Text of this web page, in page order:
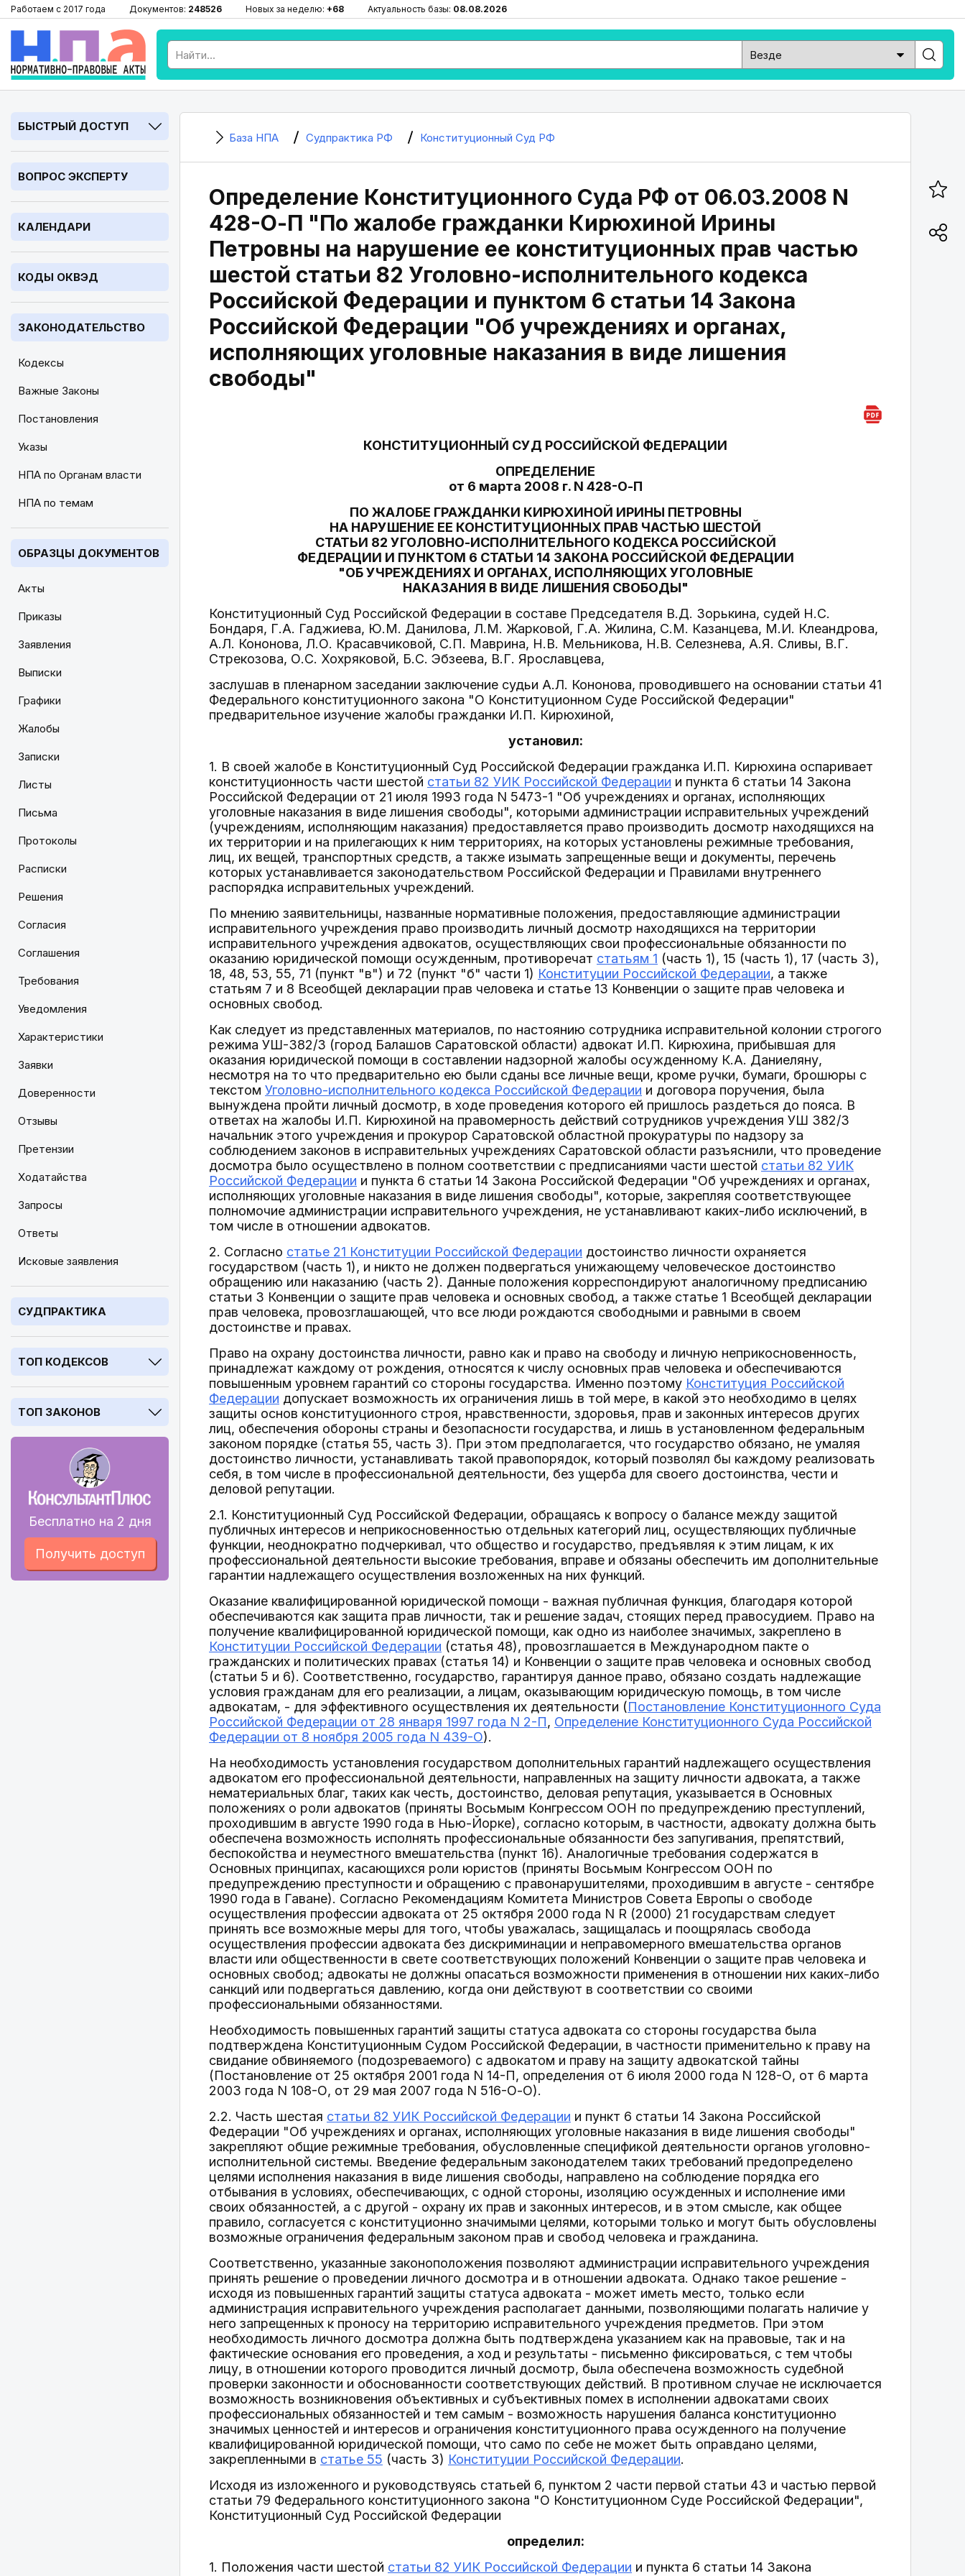
Работаем с 2017 года Документов: 248526 Новых за неделю: +68 Актуальность базы: 08.08.2026
БЫСТРЫЙ ДОСТУП
ВОПРОС ЭКСПЕРТУ
КАЛЕНДАРИ
КОДЫ ОКВЭД
ЗАКОНОДАТЕЛЬСТВО
Кодексы
Важные Законы
Постановления
Указы
НПА по Органам власти
НПА по темам
ОБРАЗЦЫ ДОКУМЕНТОВ
Акты
Приказы
Заявления
Выписки
Графики
Жалобы
Записки
Листы
Письма
Протоколы
Расписки
Решения
Согласия
Соглашения
Требования
Уведомления
Характеристики
Заявки
Доверенности
Отзывы
Претензии
Ходатайства
Запросы
Ответы
Исковые заявления
СУДПРАКТИКА
ТОП КОДЕКСОВ
ТОП ЗАКОНОВ
Бесплатно на 2 дня
Получить доступ
База НПА Судпрактика РФ Конституционный Суд РФ
Определение Конституционного Суда РФ от 06.03.2008 N
428-О-П "По жалобе гражданки Кирюхиной Ирины
Петровны на нарушение ее конституционных прав частью
шестой статьи 82 Уголовно-исполнительного кодекса
Российской Федерации и пунктом 6 статьи 14 Закона
Российской Федерации "Об учреждениях и органах,
исполняющих уголовные наказания в виде лишения
свободы"
КОНСТИТУЦИОННЫЙ СУД РОССИЙСКОЙ ФЕДЕРАЦИИ
ОПРЕДЕЛЕНИЕ
от 6 марта 2008 г. N 428-О-П
ПО ЖАЛОБЕ ГРАЖДАНКИ КИРЮХИНОЙ ИРИНЫ ПЕТРОВНЫ
НА НАРУШЕНИЕ ЕЕ КОНСТИТУЦИОННЫХ ПРАВ ЧАСТЬЮ ШЕСТОЙ
СТАТЬИ 82 УГОЛОВНО-ИСПОЛНИТЕЛЬНОГО КОДЕКСА РОССИЙСКОЙ
ФЕДЕРАЦИИ И ПУНКТОМ 6 СТАТЬИ 14 ЗАКОНА РОССИЙСКОЙ ФЕДЕРАЦИИ
"ОБ УЧРЕЖДЕНИЯХ И ОРГАНАХ, ИСПОЛНЯЮЩИХ УГОЛОВНЫЕ
НАКАЗАНИЯ В ВИДЕ ЛИШЕНИЯ СВОБОДЫ"
Конституционный Суд Российской Федерации в составе Председателя В.Д. Зорькина, судей Н.С.
Бондаря, Г.А. Гаджиева, Ю.М. Данилова, Л.М. Жарковой, Г.А. Жилина, С.М. Казанцева, М.И. Клеандрова,
А.Л. Кононова, Л.О. Красавчиковой, С.П. Маврина, Н.В. Мельникова, Н.В. Селезнева, А.Я. Сливы, В.Г.
Стрекозова, О.С. Хохряковой, Б.С. Эбзеева, В.Г. Ярославцева,
заслушав в пленарном заседании заключение судьи А.Л. Кононова, проводившего на основании статьи 41
Федерального конституционного закона "О Конституционном Суде Российской Федерации"
предварительное изучение жалобы гражданки И.П. Кирюхиной,
установил:
1. В своей жалобе в Конституционный Суд Российской Федерации гражданка И.П. Кирюхина оспаривает
конституционность части шестой статьи 82 УИК Российской Федерации и пункта 6 статьи 14 Закона
Российской Федерации от 21 июля 1993 года N 5473-1 "Об учреждениях и органах, исполняющих
уголовные наказания в виде лишения свободы", которыми администрации исправительных учреждений
(учреждениям, исполняющим наказания) предоставляется право производить досмотр находящихся на
их территории и на прилегающих к ним территориях, на которых установлены режимные требования,
лиц, их вещей, транспортных средств, а также изымать запрещенные вещи и документы, перечень
которых устанавливается законодательством Российской Федерации и Правилами внутреннего
распорядка исправительных учреждений.
По мнению заявительницы, названные нормативные положения, предоставляющие администрации
исправительного учреждения право производить личный досмотр находящихся на территории
исправительного учреждения адвокатов, осуществляющих свои профессиональные обязанности по
оказанию юридической помощи осужденным, противоречат статьям 1 (часть 1), 15 (часть 1), 17 (часть 3),
18, 48, 53, 55, 71 (пункт "в") и 72 (пункт "б" части 1) Конституции Российской Федерации, а также
статьям 7 и 8 Всеобщей декларации прав человека и статье 13 Конвенции о защите прав человека и
основных свобод.
Как следует из представленных материалов, по настоянию сотрудника исправительной колонии строгого
режима УШ-382/3 (город Балашов Саратовской области) адвокат И.П. Кирюхина, прибывшая для
оказания юридической помощи в составлении надзорной жалобы осужденному К.А. Даниеляну,
несмотря на то что предварительно ею были сданы все личные вещи, кроме ручки, бумаги, брошюры с
текстом Уголовно-исполнительного кодекса Российской Федерации и договора поручения, была
вынуждена пройти личный досмотр, в ходе проведения которого ей пришлось раздеться до пояса. В
ответах на жалобы И.П. Кирюхиной на правомерность действий сотрудников учреждения УШ 382/3
начальник этого учреждения и прокурор Саратовской областной прокуратуры по надзору за
соблюдением законов в исправительных учреждениях Саратовской области разъяснили, что проведение
досмотра было осуществлено в полном соответствии с предписаниями части шестой статьи 82 УИК
Российской Федерации и пункта 6 статьи 14 Закона Российской Федерации "Об учреждениях и органах,
исполняющих уголовные наказания в виде лишения свободы", которые, закрепляя соответствующее
полномочие администрации исправительного учреждения, не устанавливают каких-либо исключений, в
том числе в отношении адвокатов.
2. Согласно статье 21 Конституции Российской Федерации достоинство личности охраняется
государством (часть 1), и никто не должен подвергаться унижающему человеческое достоинство
обращению или наказанию (часть 2). Данные положения корреспондируют аналогичному предписанию
статьи 3 Конвенции о защите прав человека и основных свобод, а также статье 1 Всеобщей декларации
прав человека, провозглашающей, что все люди рождаются свободными и равными в своем
достоинстве и правах.
Право на охрану достоинства личности, равно как и право на свободу и личную неприкосновенность,
принадлежат каждому от рождения, относятся к числу основных прав человека и обеспечиваются
повышенным уровнем гарантий со стороны государства. Именно поэтому Конституция Российской
Федерации допускает возможность их ограничения лишь в той мере, в какой это необходимо в целях
защиты основ конституционного строя, нравственности, здоровья, прав и законных интересов других
лиц, обеспечения обороны страны и безопасности государства, и лишь в установленном федеральным
законом порядке (статья 55, часть 3). При этом предполагается, что государство обязано, не умаляя
достоинство личности, устанавливать такой правопорядок, который позволял бы каждому реализовать
себя, в том числе в профессиональной деятельности, без ущерба для своего достоинства, чести и
деловой репутации.
2.1. Конституционный Суд Российской Федерации, обращаясь к вопросу о балансе между защитой
публичных интересов и неприкосновенностью отдельных категорий лиц, осуществляющих публичные
функции, неоднократно подчеркивал, что общество и государство, предъявляя к этим лицам, к их
профессиональной деятельности высокие требования, вправе и обязаны обеспечить им дополнительные
гарантии надлежащего осуществления возложенных на них функций.
Оказание квалифицированной юридической помощи - важная публичная функция, благодаря которой
обеспечиваются как защита прав личности, так и решение задач, стоящих перед правосудием. Право на
получение квалифицированной юридической помощи, как одно из наиболее значимых, закреплено в
Конституции Российской Федерации (статья 48), провозглашается в Международном пакте о
гражданских и политических правах (статья 14) и Конвенции о защите прав человека и основных свобод
(статьи 5 и 6). Соответственно, государство, гарантируя данное право, обязано создать надлежащие
условия гражданам для его реализации, а лицам, оказывающим юридическую помощь, в том числе
адвокатам, - для эффективного осуществления их деятельности (Постановление Конституционного Суда
Российской Федерации от 28 января 1997 года N 2-П, Определение Конституционного Суда Российской
Федерации от 8 ноября 2005 года N 439-О).
На необходимость установления государством дополнительных гарантий надлежащего осуществления
адвокатом его профессиональной деятельности, направленных на защиту личности адвоката, а также
нематериальных благ, таких как честь, достоинство, деловая репутация, указывается в Основных
положениях о роли адвокатов (приняты Восьмым Конгрессом ООН по предупреждению преступлений,
проходившим в августе 1990 года в Нью-Йорке), согласно которым, в частности, адвокату должна быть
обеспечена возможность исполнять профессиональные обязанности без запугивания, препятствий,
беспокойства и неуместного вмешательства (пункт 16). Аналогичные требования содержатся в
Основных принципах, касающихся роли юристов (приняты Восьмым Конгрессом ООН по
предупреждению преступности и обращению с правонарушителями, проходившим в августе - сентябре
1990 года в Гаване). Согласно Рекомендациям Комитета Министров Совета Европы о свободе
осуществления профессии адвоката от 25 октября 2000 года N R (2000) 21 государствам следует
принять все возможные меры для того, чтобы уважалась, защищалась и поощрялась свобода
осуществления профессии адвоката без дискриминации и неправомерного вмешательства органов
власти или общественности в свете соответствующих положений Конвенции о защите прав человека и
основных свобод; адвокаты не должны опасаться возможности применения в отношении них каких-либо
санкций или подвергаться давлению, когда они действуют в соответствии со своими
профессиональными обязанностями.
Необходимость повышенных гарантий защиты статуса адвоката со стороны государства была
подтверждена Конституционным Судом Российской Федерации, в частности применительно к праву на
свидание обвиняемого (подозреваемого) с адвокатом и праву на защиту адвокатской тайны
(Постановление от 25 октября 2001 года N 14-П, определения от 6 июля 2000 года N 128-О, от 6 марта
2003 года N 108-О, от 29 мая 2007 года N 516-О-О).
2.2. Часть шестая статьи 82 УИК Российской Федерации и пункт 6 статьи 14 Закона Российской
Федерации "Об учреждениях и органах, исполняющих уголовные наказания в виде лишения свободы"
закрепляют общие режимные требования, обусловленные спецификой деятельности органов уголовно-
исполнительной системы. Введение федеральным законодателем таких требований предопределено
целями исполнения наказания в виде лишения свободы, направлено на соблюдение порядка его
отбывания в условиях, обеспечивающих, с одной стороны, изоляцию осужденных и исполнение ими
своих обязанностей, а с другой - охрану их прав и законных интересов, и в этом смысле, как общее
правило, согласуется с конституционно значимыми целями, которыми только и могут быть обусловлены
возможные ограничения федеральным законом прав и свобод человека и гражданина.
Соответственно, указанные законоположения позволяют администрации исправительного учреждения
принять решение о проведении личного досмотра и в отношении адвоката. Однако такое решение -
исходя из повышенных гарантий защиты статуса адвоката - может иметь место, только если
администрация исправительного учреждения располагает данными, позволяющими полагать наличие у
него запрещенных к проносу на территорию исправительного учреждения предметов. При этом
необходимость личного досмотра должна быть подтверждена указанием как на правовые, так и на
фактические основания его проведения, а ход и результаты - письменно фиксироваться, с тем чтобы
лицу, в отношении которого проводится личный досмотр, была обеспечена возможность судебной
проверки законности и обоснованности соответствующих действий. В противном случае не исключается
возможность возникновения объективных и субъективных помех в исполнении адвокатами своих
профессиональных обязанностей и тем самым - возможность нарушения баланса конституционно
значимых ценностей и интересов и ограничения конституционного права осужденного на получение
квалифицированной юридической помощи, что само по себе не может быть оправдано целями,
закрепленными в статье 55 (часть 3) Конституции Российской Федерации.
Исходя из изложенного и руководствуясь статьей 6, пунктом 2 части первой статьи 43 и частью первой
статьи 79 Федерального конституционного закона "О Конституционном Суде Российской Федерации",
Конституционный Суд Российской Федерации
определил:
1. Положения части шестой статьи 82 УИК Российской Федерации и пункта 6 статьи 14 Закона